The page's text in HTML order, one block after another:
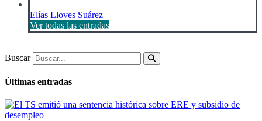
Elías Lloves Suárez
Ver todas las entradas
Buscar
Últimas entradas